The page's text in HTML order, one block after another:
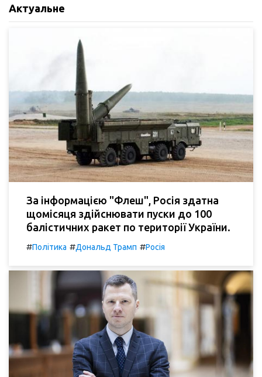
Актуальне
За інформацією "Флеш", Росія здатна
щомісяця здійснювати пуски до 100
балістичних ракет по території України.
#Політика #Дональд Трамп #Росія